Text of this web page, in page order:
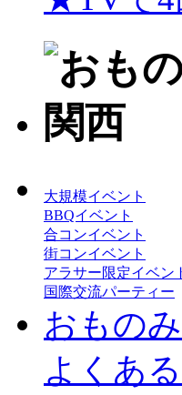
大規模イベント
BBQイベント
合コンイベント
街コンイベント
アラサー限定イベン
国際交流パーティー
おもの
よくあ